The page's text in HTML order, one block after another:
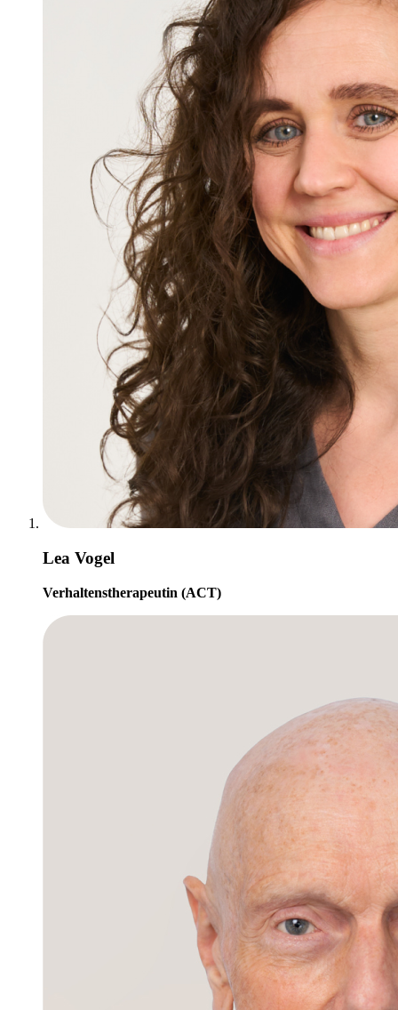
Lea Vogel
Verhaltenstherapeutin (ACT)